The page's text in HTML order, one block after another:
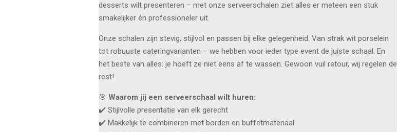
desserts wilt presenteren – met onze serveerschalen ziet alles er meteen een stuk
smakelijker én professioneler uit.
Onze schalen zijn stevig, stijlvol en passen bij elke gelegenheid. Van strak wit porselein
tot robuuste cateringvarianten – we hebben voor ieder type event de juiste schaal. En
het beste van alles: je hoeft ze niet eens af te wassen. Gewoon vuil retour, wij regelen de
rest!
🎯 Waarom jij een serveerschaal wilt huren:
✔️ Stijlvolle presentatie van elk gerecht
✔️ Makkelijk te combineren met borden en buffetmateriaal